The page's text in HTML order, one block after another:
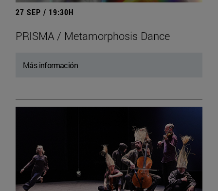
27 SEP / 19:30H
PRISMA / Metamorphosis Dance
Más información